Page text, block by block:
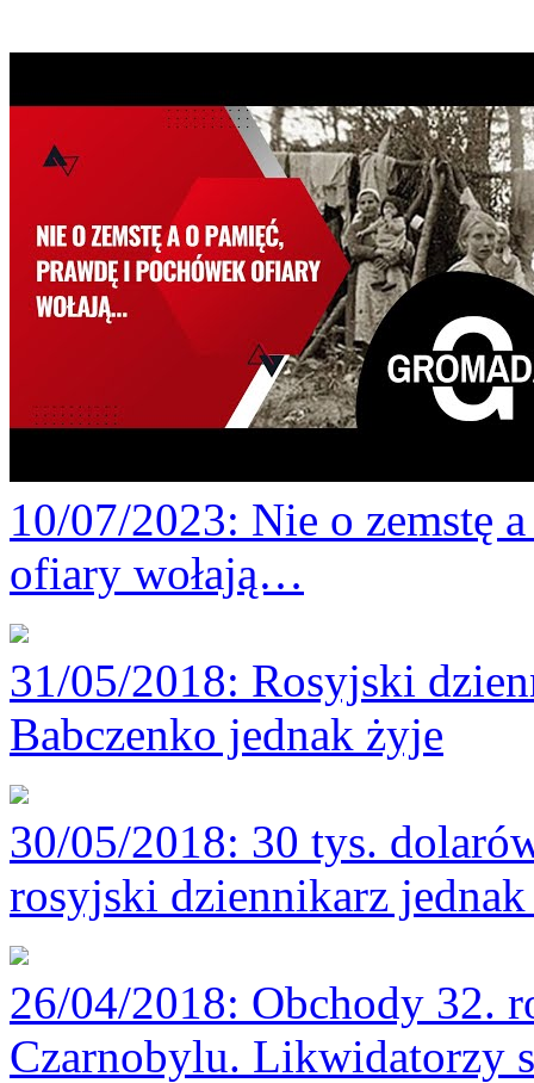
10/07/2023: Nie o zemstę
ofiary wołają…
31/05/2018: Rosyjski
Babczenko jednak żyje
30/05/2018: 30 tys.
rosyjski dziennikarz
26/04/2018: Obchody 32.
Czarnobylu. Likwidatorzy